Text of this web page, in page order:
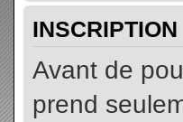
INSCRIPTION
Avant de
prend